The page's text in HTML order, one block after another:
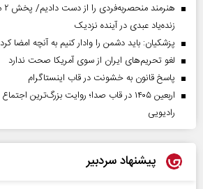
زنده‌یاد عبدی در آینده نزدیک
پزشکیان: باید دشمن را وادار کنیم به آنچه امضا
لغو تحریم‌های ایران از سوی آمریکا صحت ندارد
پاسخ قانون به خشونت در قاب اینستاگرام
اربعین ۱۴۰۵ در قاب صدا؛ روایت بزرگ‌ترین
رادیویی
پیشنهاد سردبیر